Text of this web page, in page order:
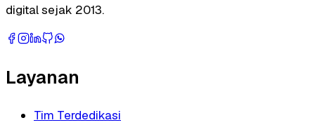
digital sejak 2013.
Layanan
Tim Terdedikasi